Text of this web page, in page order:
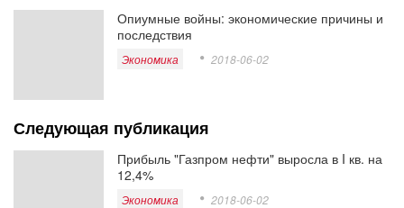
Опиумные войны: экономические причины и
последствия
Экономика 2018-06-02
Следующая публикация
Прибыль "Газпром нефти" выросла в I кв. на
12,4%
Экономика 2018-06-02